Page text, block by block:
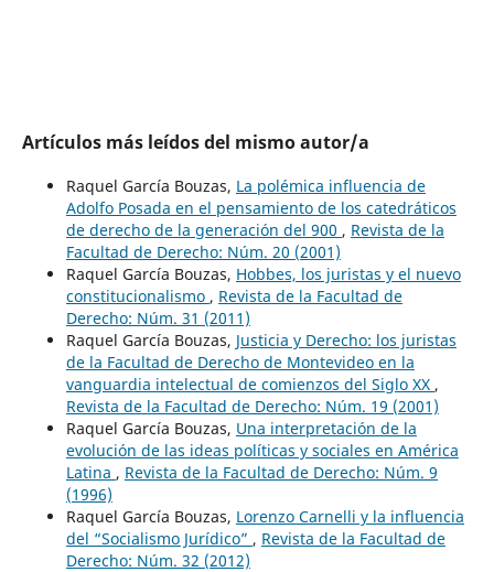
Artículos más leídos del mismo autor/a
Raquel García Bouzas, La polémica influencia de
Adolfo Posada en el pensamiento de los catedráticos
de derecho de la generación del 900 , Revista de la
Facultad de Derecho: Núm. 20 (2001)
Raquel García Bouzas, Hobbes, los juristas y el nuevo
constitucionalismo , Revista de la Facultad de
Derecho: Núm. 31 (2011)
Raquel García Bouzas, Justicia y Derecho: los juristas
de la Facultad de Derecho de Montevideo en la
vanguardia intelectual de comienzos del Siglo XX ,
Revista de la Facultad de Derecho: Núm. 19 (2001)
Raquel García Bouzas, Una interpretación de la
evolución de las ideas políticas y sociales en América
Latina , Revista de la Facultad de Derecho: Núm. 9
(1996)
Raquel García Bouzas, Lorenzo Carnelli y la influencia
del “Socialismo Jurídico” , Revista de la Facultad de
Derecho: Núm. 32 (2012)